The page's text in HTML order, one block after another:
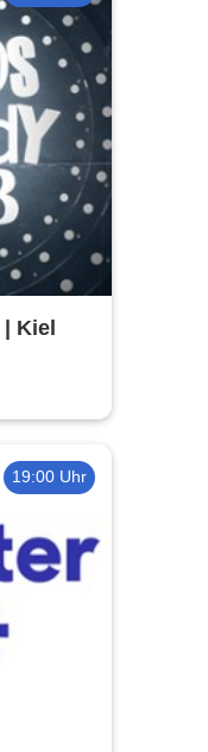
Kiel
19:00 Uhr